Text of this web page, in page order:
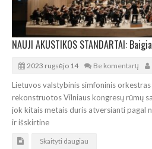
2023 rugsėjo 14 Be komentarų
Lietuvos valstybinis simfoninis
rekonstruotos Vilniaus kongresų rūmų
jok kitais metais duris atversianti pagal
ir išskirtine
Skaityti daugiau